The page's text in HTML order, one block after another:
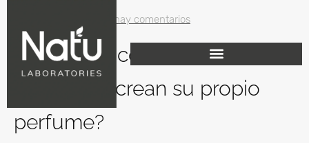
No hay comentarios
¿Por qué y cómo las
celebrities crean su propio
perfume?